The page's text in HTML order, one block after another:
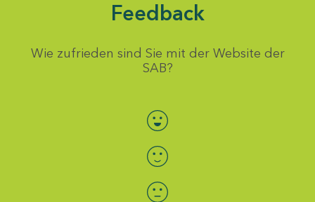
Feedback
Wie zufrieden sind Sie mit der Website der
SAB?
Bewertung auswählen